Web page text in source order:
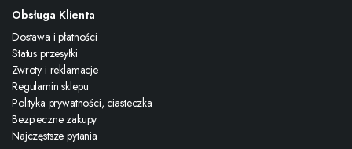
Obsługa Klienta
Dostawa i płatności
Status przesyłki
Zwroty i reklamacje
Regulamin sklepu
Polityka prywatności, ciasteczka
Bezpieczne zakupy
Najczęstsze pytania